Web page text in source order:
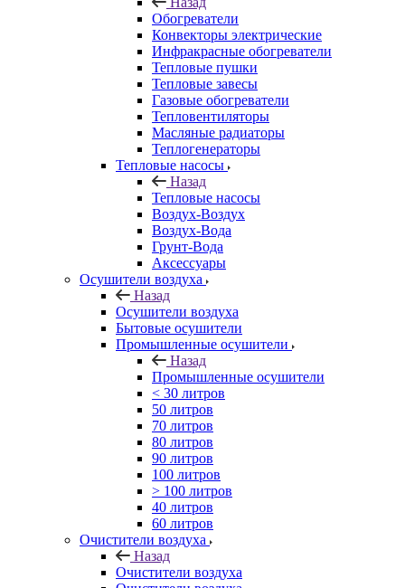
Обогреватели
Конвекторы электрические
Инфракрасные обогреватели
Тепловые пушки
Тепловые завесы
Газовые обогреватели
Тепловентиляторы
Масляные радиаторы
Теплогенераторы
Тепловые насосы
Назад
Тепловые насосы
Воздух-Воздух
Воздух-Вода
Грунт-Вода
Аксессуары
Осушители воздуха
Назад
Осушители воздуха
Бытовые осушители
Промышленные осушители
Назад
Промышленные осушители
< 30 литров
50 литров
70 литров
80 литров
90 литров
100 литров
> 100 литров
40 литров
60 литров
Очистители воздуха
Назад
Очистители воздуха